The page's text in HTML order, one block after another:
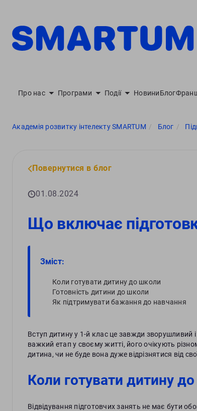
Про нас Програми Події НовиниБлог
Академія розвитку інтелекту SMARTUM Блог
Повернутися в блог
01.08.2024
Що включає
Зміст:
Коли готувати дитину до школи
Готовність дитини до школи
Як підтримувати бажання до навчання
Вступ дитину у 1-й клас це завжди зворушливий
важкий етап у своєму житті, його очікують
дитина, чи не буде вона дуже відрізнятися від
Коли готувати дитину
Відвідування підготовчих занять не має бути